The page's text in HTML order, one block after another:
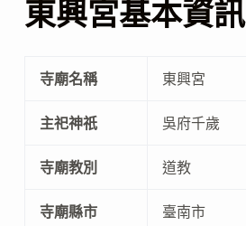
東興宮基本資訊
寺廟名稱 東興宮
主祀神祇 吳府千歲
寺廟教別 道教
寺廟縣市 臺南市